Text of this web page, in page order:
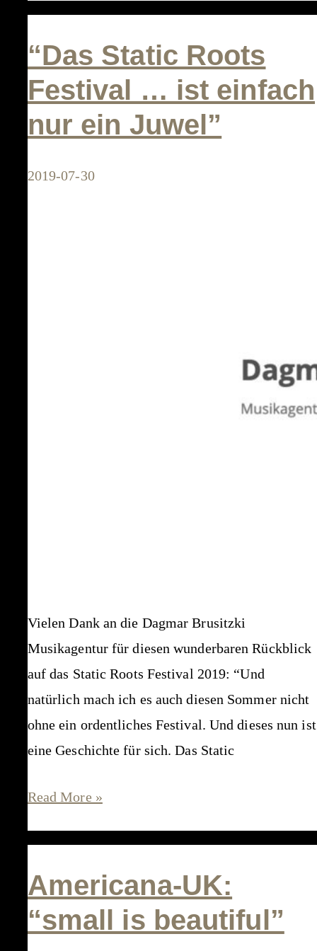
where
the
love
and
heart
for
music
“Das Static Roots
Festival … ist einfach
nur ein Juwel”
2019-07-30
Vielen Dank an die Dagmar Brusitzki
Musikagentur für diesen wunderbaren Rückblick
auf das Static Roots Festival 2019: “Und
natürlich mach ich es auch diesen Sommer nicht
ohne ein ordentliches Festival. Und dieses nun ist
eine Geschichte für sich. Das Static
“Das
Roots
Festival
…
Read More »
Americana-UK:
“small is beautiful”